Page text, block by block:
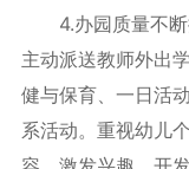
4.办园质量不
主动派送教师外出
健与保育、一日活
系活动。重视幼儿